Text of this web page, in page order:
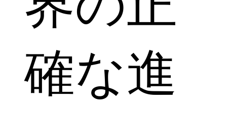
確な進